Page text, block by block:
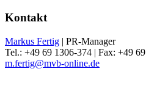
Kontakt
Markus Fertig | PR-Manager
Tel.: +49 69 1306-374 | Fax: +49
m.fertig@mvb-online.de